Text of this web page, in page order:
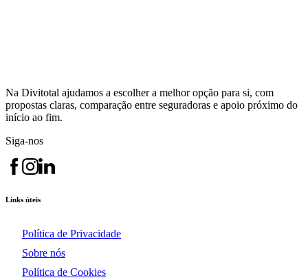
Na Divitotal ajudamos a escolher a melhor opção para si, com
propostas claras, comparação entre seguradoras e apoio próximo do
início ao fim.
Siga-nos
Links úteis
Política de Privacidade
Sobre nós
Política de Cookies